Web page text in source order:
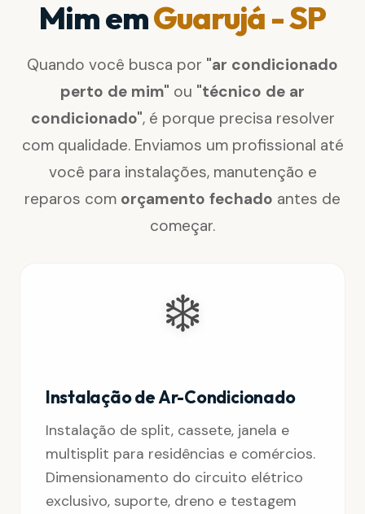
Mim emGuarujá - SP
Quando você busca por "ar condicionado
perto de mim" ou "técnico de ar
condicionado", é porque precisa resolver
com qualidade. Enviamos um profissional até
você para instalações, manutenção e
reparos com orçamento fechado antes de
começar.
❄️
Instalação de Ar-Condicionado
Instalação de split, cassete, janela e
multisplit para residências e comércios.
Dimensionamento do circuito elétrico
exclusivo, suporte, dreno e testagem